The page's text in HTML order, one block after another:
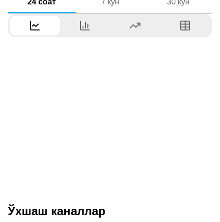
24 соат 7 кун 30 кун
Ўхшаш каналлар